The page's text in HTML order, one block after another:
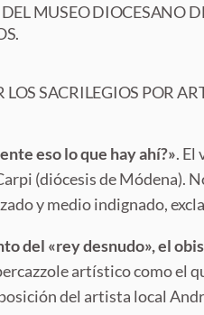
DEL MUSEO DIOCESANO
SACRILEGIOS POR
eso lo que hay ahí?». El
(diócesis de Módena).
y medio indignado,
del «rey desnudo», el
artístico como el
del artista local